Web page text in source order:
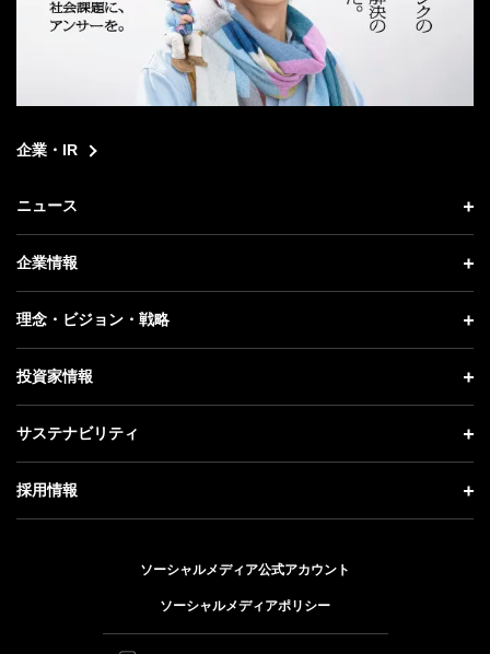
企業・IR
ニュース
ニュース トップ
プレスリリース
更新情報
記者説明会
企業情報
企業情報 トップ
社長メッセージ
事業紹介
ガバナンス
理念・ビジョン・戦略
理念・ビジョン・戦略 トップ
成長戦略「Activate AI for Society」
人材戦略
投資家情報
投資家情報 トップ
経営方針
個人投資家の皆さまへ
株式と社債について
サステナビリティ
サステナビリティ トップ
トップメッセージ
ESG方針・体制
採用情報
ソーシャルメディア公式アカウント
ソーシャルメディアポリシー